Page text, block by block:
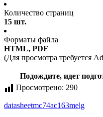
Количество страниц
15 шт.
Форматы файла
HTML, PDF
(Для просмотра требуется
Подождите, идет
Просмотрено: 290
datasheetmc74ac163melg